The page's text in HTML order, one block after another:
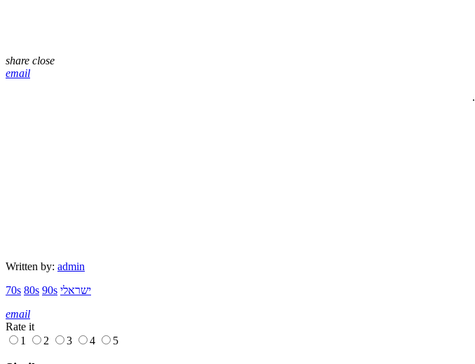
share close
email
Written by: admin
70s 80s 90s ישראלי
email
Rate it
1
2 3 4 5